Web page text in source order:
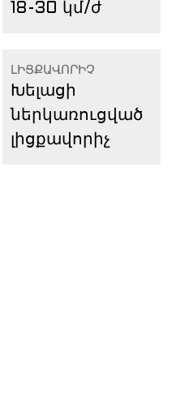
18-30 կմ/ժ
ԼԻՑՔԱՎՈՐԻՉ
Խելացի
ներկառուցված
լիցքավորիչ